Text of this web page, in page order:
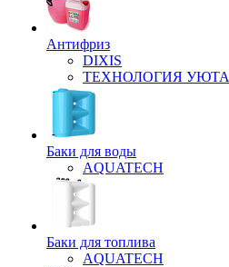
Антифриз
DIXIS
ТЕХНОЛОГИЯ УЮТА
Баки для воды
AQUATECH
Баки для топлива
AQUATECH